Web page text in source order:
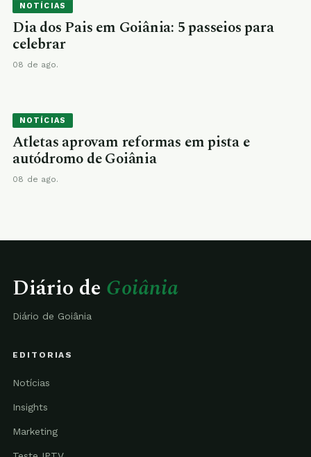
NOTÍCIAS
Dia dos Pais em Goiânia: 5 passeios para
celebrar
08 de ago.
NOTÍCIAS
Atletas aprovam reformas em pista e
autódromo de Goiânia
08 de ago.
Diário de Goiânia
Diário de Goiânia
EDITORIAS
Notícias
Insights
Marketing